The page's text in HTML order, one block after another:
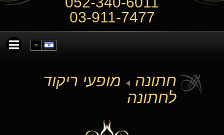
03-911-7477
חתונה
מופעי ריקוד
לחתונה